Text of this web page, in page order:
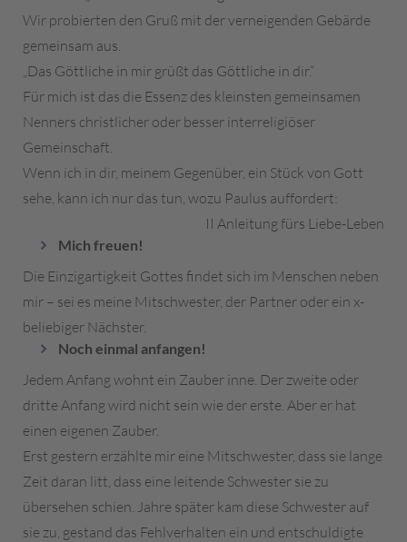
Wir probierten den Gruß mit der verneigenden Gebärde
gemeinsam aus.
„Das Göttliche in mir grüßt das Göttliche in dir.“
Für mich ist das die Essenz des kleinsten gemeinsamen
Nenners christlicher oder besser interreligiöser
Gemeinschaft.
Wenn ich in dir, meinem Gegenüber, ein Stück von Gott
sehe, kann ich nur das tun, wozu Paulus auffordert:
II Anleitung fürs Liebe-Leben
Mich freuen!
Die Einzigartigkeit Gottes findet sich im Menschen neben
mir – sei es meine Mitschwester, der Partner oder ein x-
beliebiger Nächster.
Noch einmal anfangen!
Jedem Anfang wohnt ein Zauber inne. Der zweite oder
dritte Anfang wird nicht sein wie der erste. Aber er hat
einen eigenen Zauber.
Erst gestern erzählte mir eine Mitschwester, dass sie lange
Zeit daran litt, dass eine leitende Schwester sie zu
übersehen schien. Jahre später kam diese Schwester auf
sie zu, gestand das Fehlverhalten ein und entschuldigte